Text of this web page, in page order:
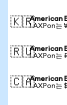
🇰🇷American
1 AXPon
🇷🇺American
1 AXPon는
🇨🇦American
1 AXPon는